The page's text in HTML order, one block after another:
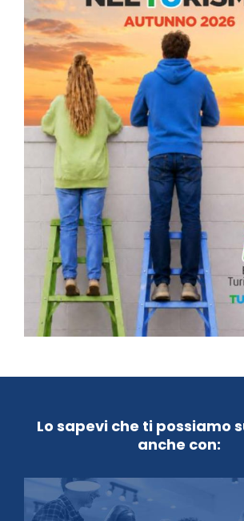
Lo sapevi che ti possiamo
anche con: